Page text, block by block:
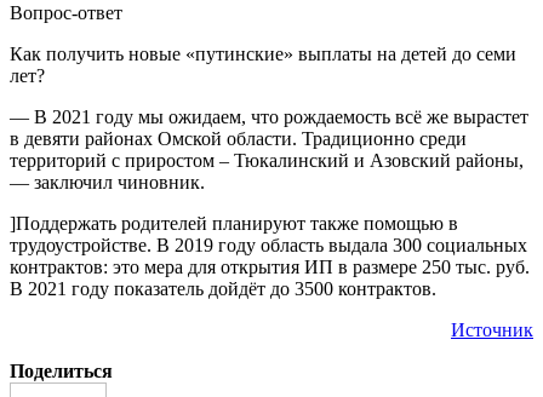
Вопрос-ответ
Как получить новые «путинские» выплаты на детей до семи
лет?
— В 2021 году мы ожидаем, что рождаемость всё же вырастет
в девяти районах Омской области. Традиционно среди
территорий с приростом – Тюкалинский и Азовский районы,
— заключил чиновник.
]Поддержать родителей планируют также помощью в
трудоустройстве. В 2019 году область выдала 300 социальных
контрактов: это мера для открытия ИП в размере 250 тыс. руб.
В 2021 году показатель дойдёт до 3500 контрактов.
Источник
Поделиться